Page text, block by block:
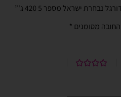
נבחרת ישראל מספר 5 420 ג'”
מסומנים *